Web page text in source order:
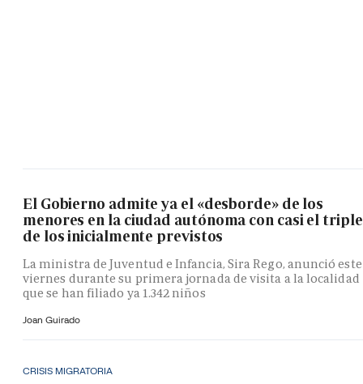
El Gobierno admite ya el «desborde» de los
menores en la ciudad autónoma con casi el triple
de los inicialmente previstos
La ministra de Juventud e Infancia, Sira Rego, anunció este
viernes durante su primera jornada de visita a la localidad
que se han filiado ya 1.342 niños
Joan Guirado
CRISIS MIGRATORIA